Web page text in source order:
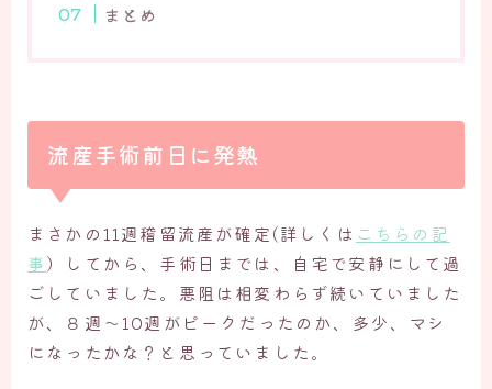
まとめ
流産手術前日に発熱
まさかの11週稽留流産が確定(詳しくは こちらの記
事）してから、手術日までは、自宅で安静にして過
ごしていました。悪阻は相変わらず続いていました
が、８週～10週がピークだったのか、多少、マシ
になったかな？と思っていました。